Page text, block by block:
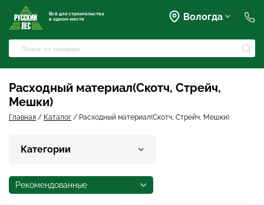
Всё для строительства
в одном месте
Вологда
+7 (921) 238-17-99
volles@rusles-35.ru
Чернышевского, 141Б
Расходный материал(Скотч, Стрейч,
Мешки)
Главная / Каталог / Расходный материал(Скотч, Стрейч, Мешки)
Категории
Рекомендованные